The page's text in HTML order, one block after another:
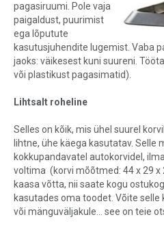
pagasiruumi. Pole vaja
paigaldust, puurimist
ega lõputute
kasutusjuhendite lugemist. Vaba
jaoks: väikesest kuni suureni.
või plastikust pagasimatid).
Lihtsalt roheline
Selles on kõik, mis ühel suurel
lihtne, ühe käega kasutatav. Selle
kokkupandavatel autokorvidel,
voltima (korvi mõõtmed: 44 x 29 x
kaasa võtta, nii saate kogu
kasutades oma toodet. Võite selle
või mänguväljakule... see on teie